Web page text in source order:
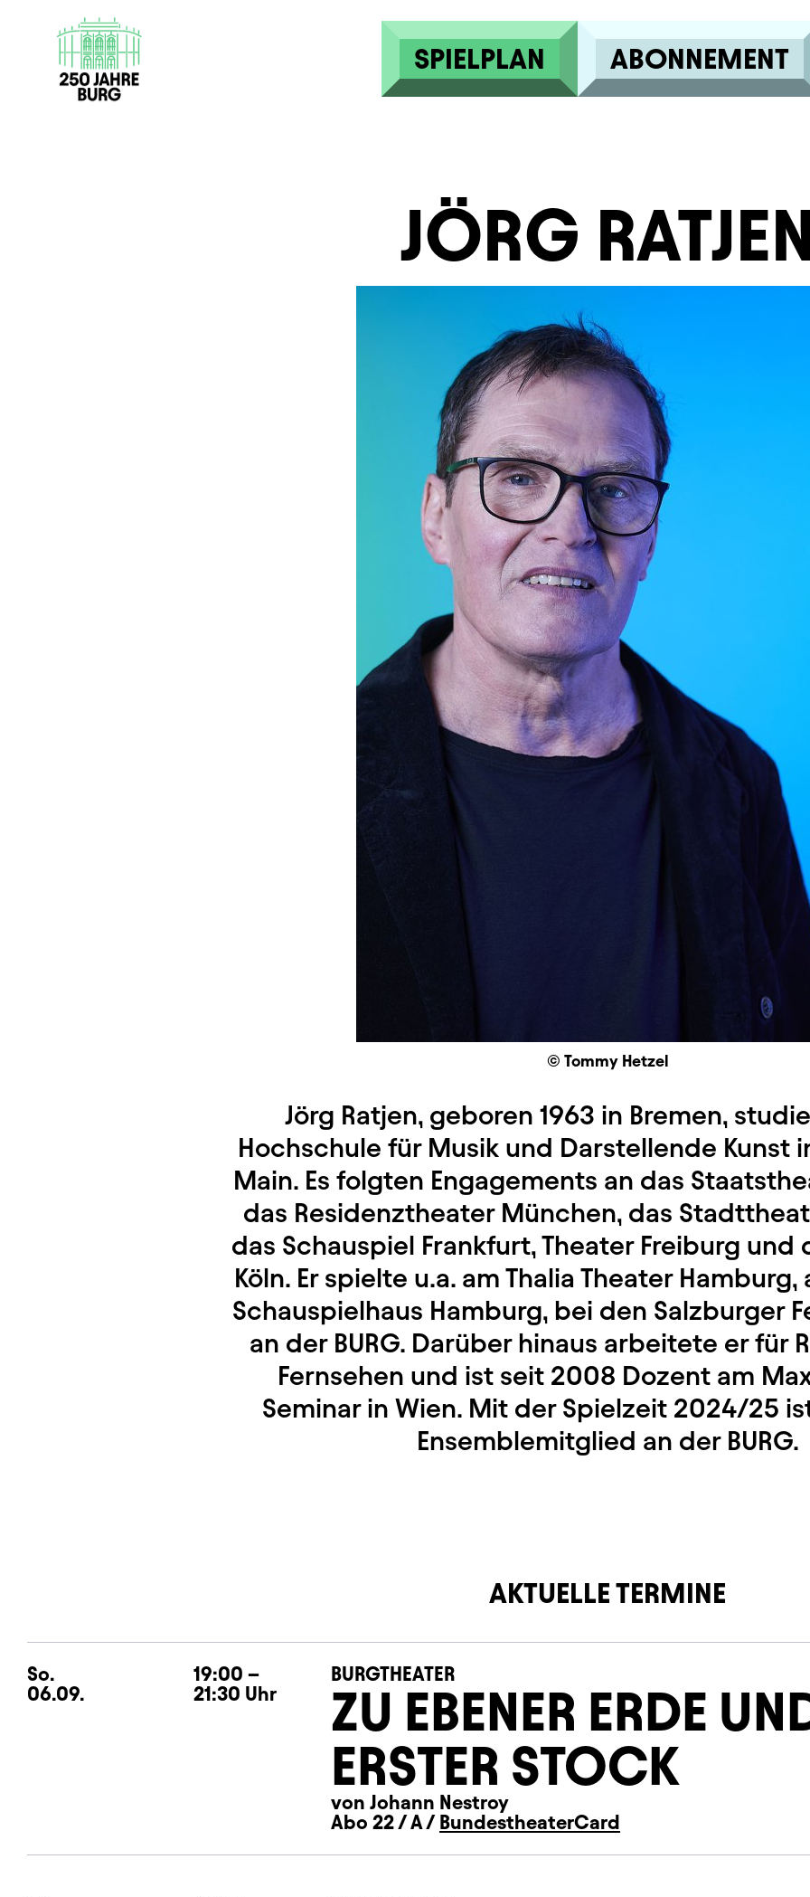
Direkt zum Inhalt
SPIELPLAN ABONNEMENT
JÖRG
© Tommy Hetzel
Jörg Ratjen, geboren 1963 in Bremen,
Hochschule für Musik und Darstellende Kunst
Main. Es folgten Engagements an das
das Residenztheater München, das
das Schauspiel Frankfurt, Theater Freiburg und
Köln. Er spielte u.a. am Thalia Theater
Schauspielhaus Hamburg, bei den Salzburger
an der BURG. Darüber hinaus arbeitete er für
Fernsehen und ist seit 2008 Dozent am
Seminar in Wien. Mit der Spielzeit 2024/25
Ensemblemitglied an der BURG.
AKTUELLE TERMINE
So.
06.09.
19:00 –
21:30 Uhr
BURGTHEATER
ZU EBENER ERDE
ERSTER STOCK
von Johann Nestroy
Abo 22 / A / BundestheaterCard